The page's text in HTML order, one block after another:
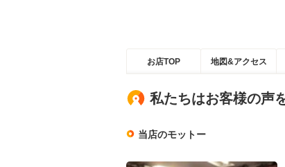
お店TOP 地図&アクセス
私たちはお客様の声
当店のモットー